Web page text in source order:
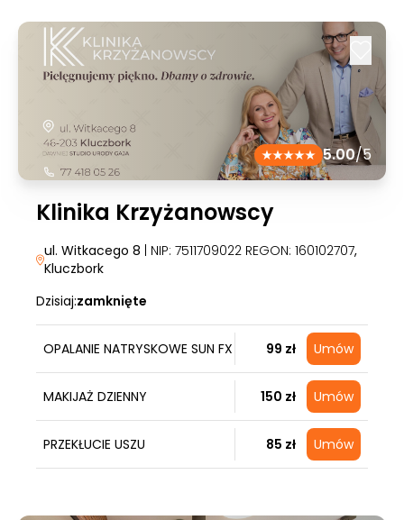
5.00/5
Klinika Krzyżanowscy
ul. Witkacego 8 | NIP: 7511709022 REGON: 160102707,
Kluczbork
Dzisiaj:zamknięte
OPALANIE NATRYSKOWE SUN FX 99 zł Umów
MAKIJAŻ DZIENNY 150 zł Umów
PRZEKŁUCIE USZU 85 zł Umów